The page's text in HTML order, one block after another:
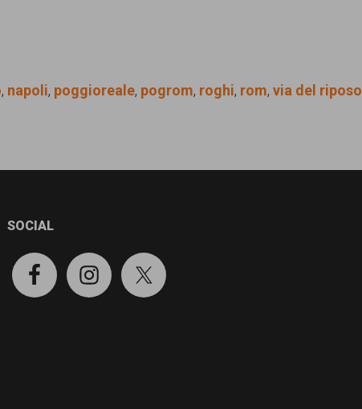
, napoli, poggioreale, pogrom, roghi, rom, via del riposo
SOCIAL